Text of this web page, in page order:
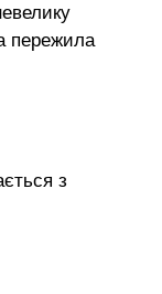
пережила
з